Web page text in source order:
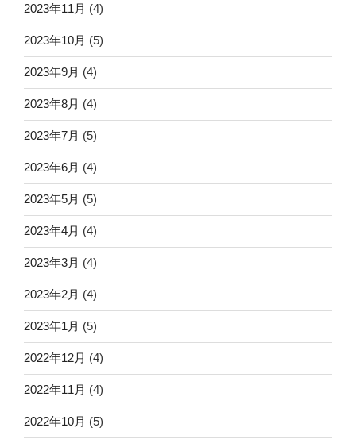
2023年11月 (4)
2023年10月 (5)
2023年9月 (4)
2023年8月 (4)
2023年7月 (5)
2023年6月 (4)
2023年5月 (5)
2023年4月 (4)
2023年3月 (4)
2023年2月 (4)
2023年1月 (5)
2022年12月 (4)
2022年11月 (4)
2022年10月 (5)